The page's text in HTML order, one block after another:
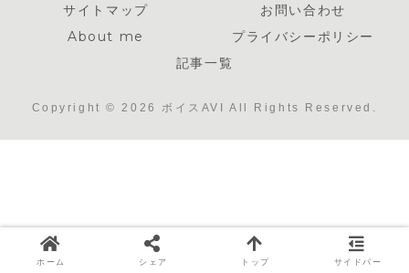
サイトマップ
お問い合わせ
About me
プライバシーポリシー
記事一覧
Copyright © 2026 ボイスAVI All Rights Reserved.
ホーム シェア トップ サイドバー